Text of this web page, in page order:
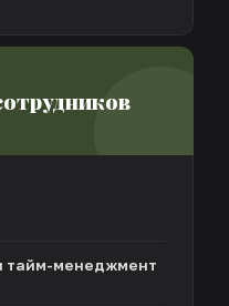
тайм-менеджмент